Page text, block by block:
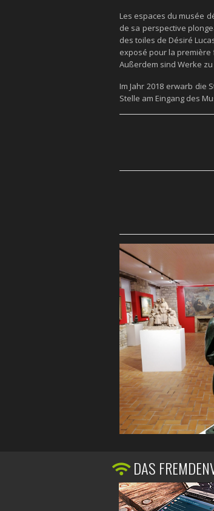
Les espaces du musée
de sa perspective
des toiles de Désiré
exposé pour la première
Außerdem sind Werke
Im Jahr 2018 erwarb die
Stelle am Eingang des
DAS